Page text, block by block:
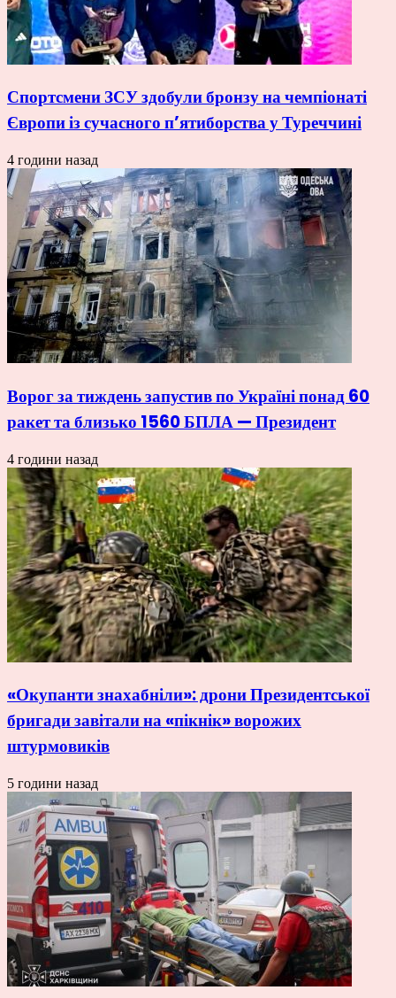
Спортсмени ЗСУ здобули бронзу на чемпіонаті
Європи із сучасного п’ятиборства у Туреччині
4 години назад
Ворог за тиждень запустив по Україні понад 60
ракет та близько 1560 БПЛА — Президент
4 години назад
«Окупанти знахабніли»: дрони Президентської
бригади завітали на «пікнік» ворожих
штурмовиків
5 години назад